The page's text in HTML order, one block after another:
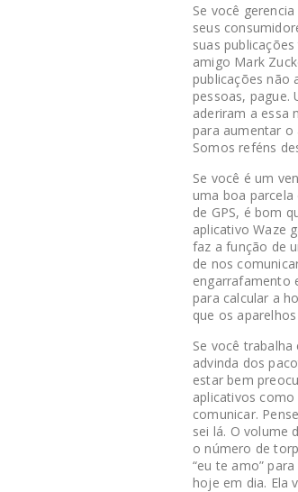
Se você
seus
suas
amigo Mark
publicações não
pessoas, pague.
aderiram a essa
para aumentar o
Somos reféns
Se você é um
uma boa parcela
de GPS, é bom
aplicativo Waze
faz a função de
de nos
engarrafamento
para calcular a
que os
Se você
advinda dos
estar bem
aplicativos como
comunicar.
sei lá. O volume
o número de
“eu te amo”
hoje em dia. Ela